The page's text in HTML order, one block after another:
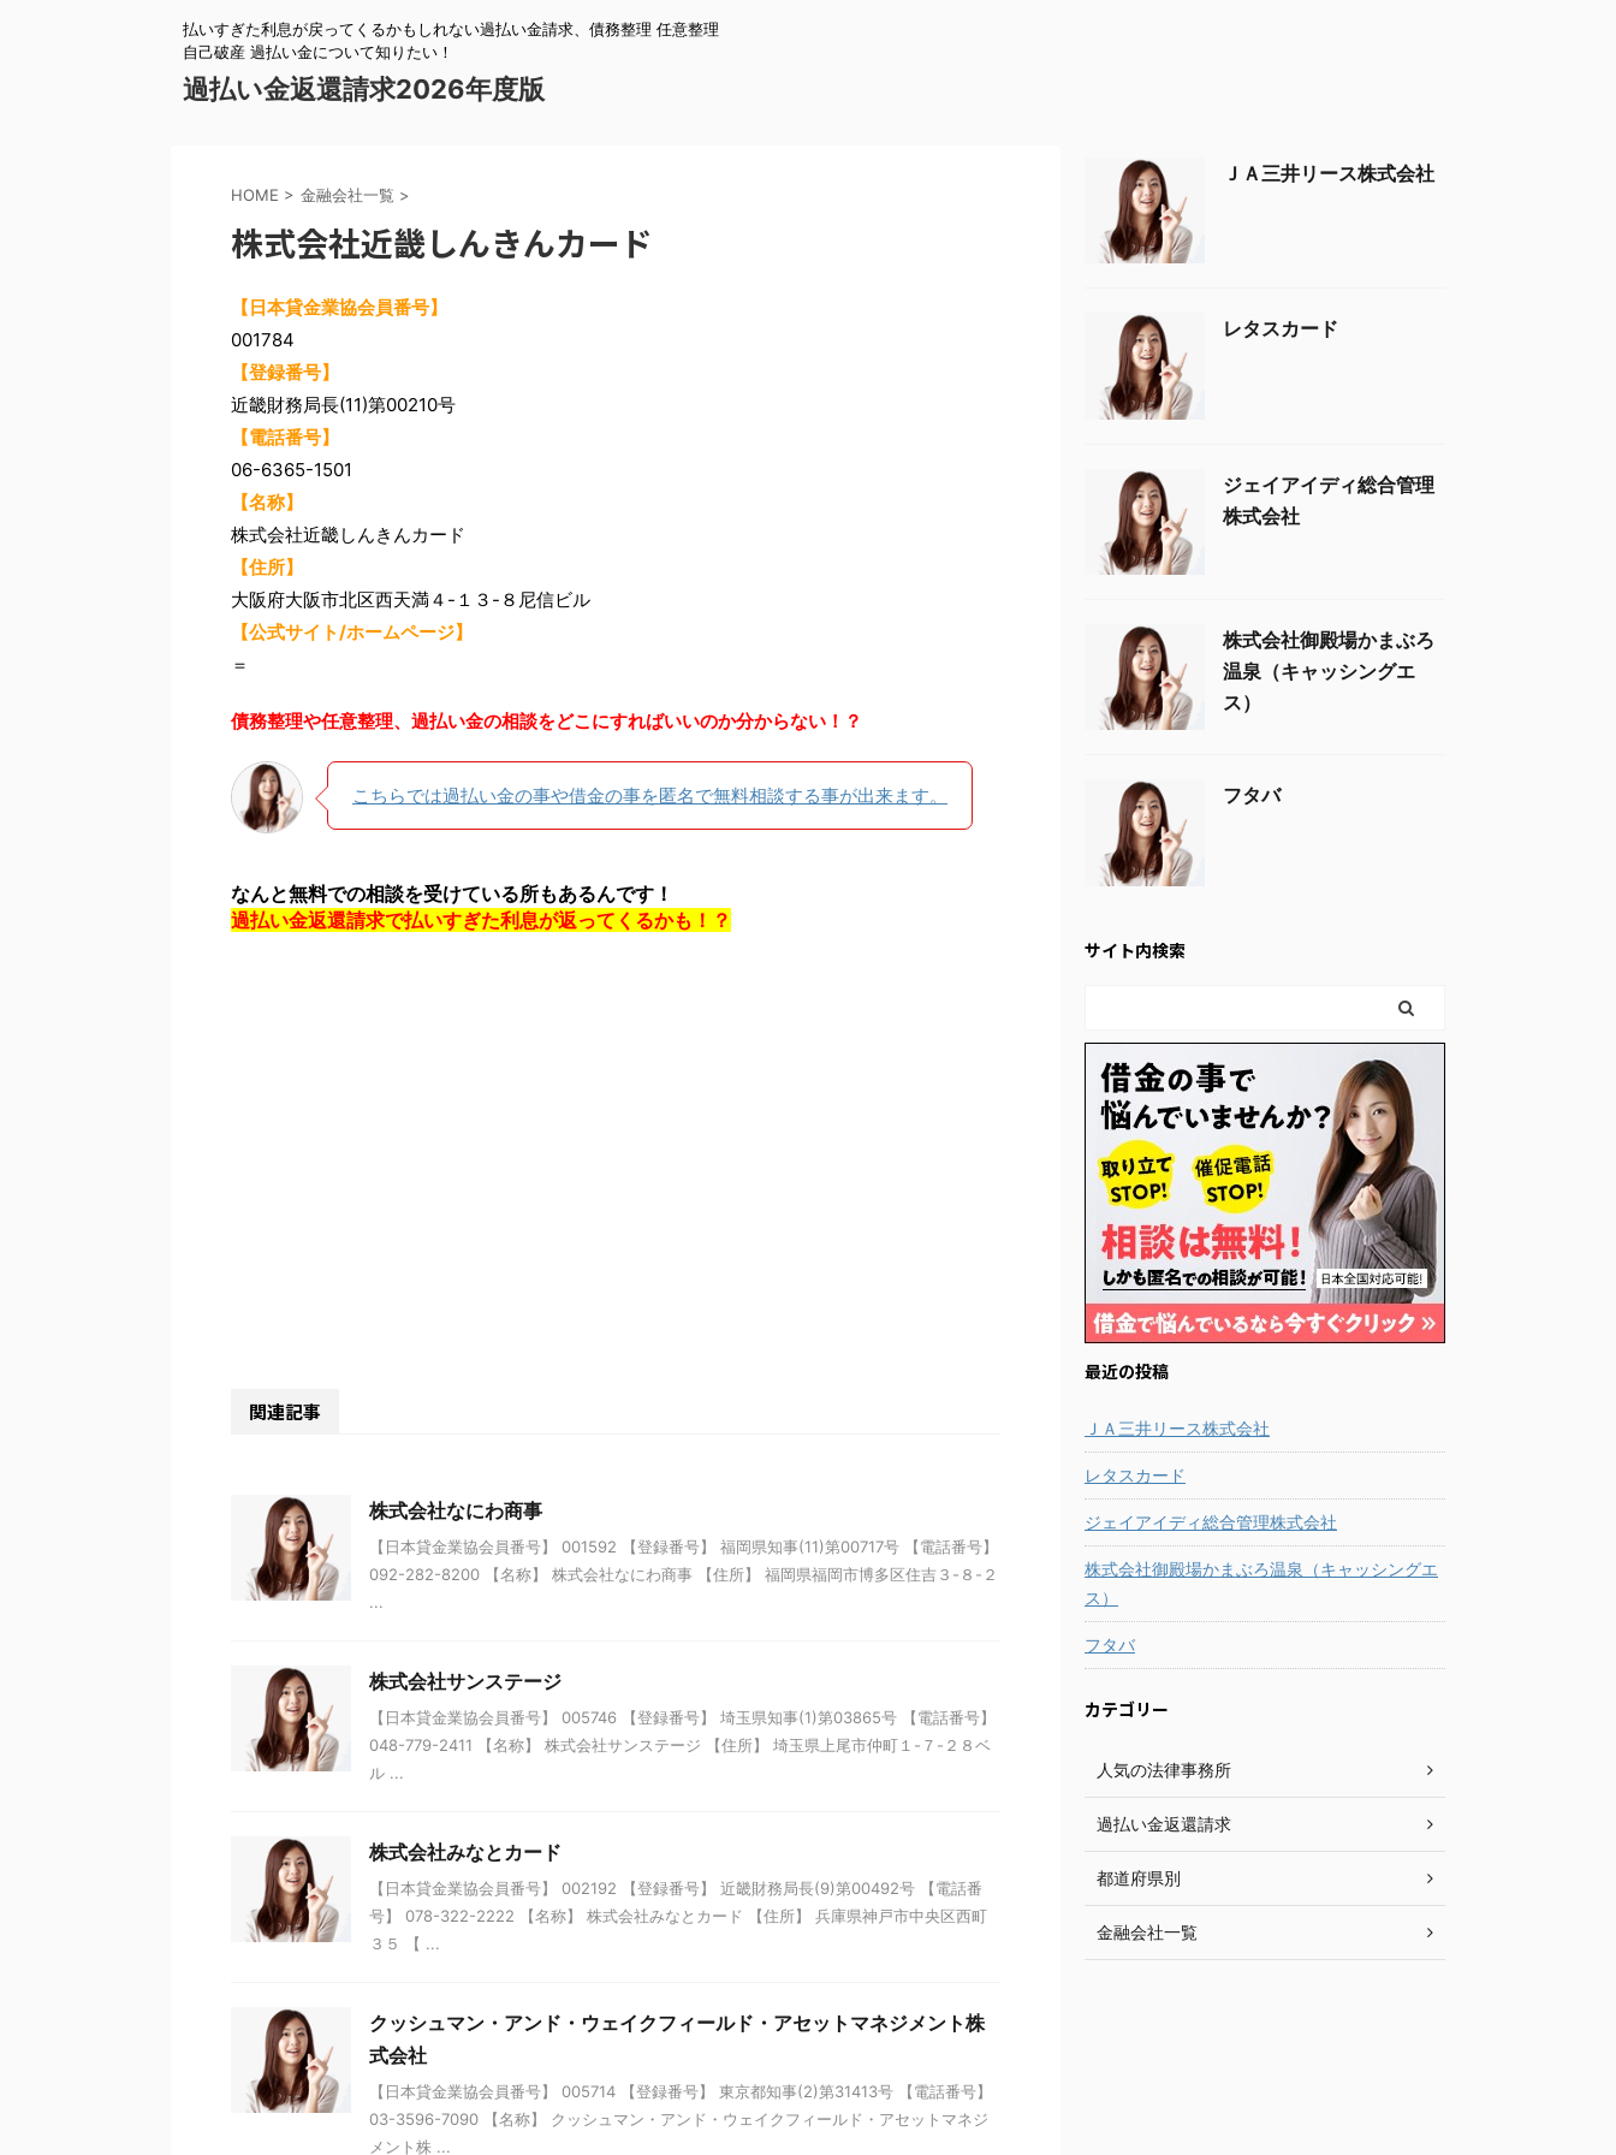
払いすぎた利息が戻ってくるかもしれない過払い金請求、債務整理 任意整理
自己破産 過払い金について知りたい！
過払い金返還請求2026年度版
HOME > 金融会社一覧 >
株式会社近畿しんきんカード
【日本貸金業協会員番号】
001784
【登録番号】
近畿財務局長(11)第00210号
【電話番号】
06-6365-1501
【名称】
株式会社近畿しんきんカード
【住所】
大阪府大阪市北区西天満４-１３-８尼信ビル
【公式サイト/ホームページ】
＝
債務整理や任意整理、過払い金の相談をどこにすればいいのか分からない！？
こちらでは過払い金の事や借金の事を匿名で無料相談する事が出来ます。
なんと無料での相談を受けている所もあるんです！
過払い金返還請求で払いすぎた利息が返ってくるかも！？
関連記事
株式会社なにわ商事
【日本貸金業協会員番号】 001592 【登録番号】 福岡県知事(11)第00717号 【電話番号】
092-282-8200 【名称】 株式会社なにわ商事 【住所】 福岡県福岡市博多区住吉３-８-２
...
株式会社サンステージ
【日本貸金業協会員番号】 005746 【登録番号】 埼玉県知事(1)第03865号 【電話番号】
048-779-2411 【名称】 株式会社サンステージ 【住所】 埼玉県上尾市仲町１-７-２８ベ
ル ...
株式会社みなとカード
【日本貸金業協会員番号】 002192 【登録番号】 近畿財務局長(9)第00492号 【電話番
号】 078-322-2222 【名称】 株式会社みなとカード 【住所】 兵庫県神戸市中央区西町
３５ 【 ...
クッシュマン・アンド・ウェイクフィールド・アセットマネジメント株
式会社
【日本貸金業協会員番号】 005714 【登録番号】 東京都知事(2)第31413号 【電話番号】
03-3596-7090 【名称】 クッシュマン・アンド・ウェイクフィールド・アセットマネジ
メント株 ...
ＪＡ三井リース株式会社
レタスカード
ジェイアイディ総合管理
株式会社
株式会社御殿場かまぶろ
温泉（キャッシングエ
ス）
フタバ
サイト内検索
最近の投稿
ＪＡ三井リース株式会社
レタスカード
ジェイアイディ総合管理株式会社
株式会社御殿場かまぶろ温泉（キャッシングエ
ス）
フタバ
カテゴリー
人気の法律事務所
過払い金返還請求
都道府県別
金融会社一覧